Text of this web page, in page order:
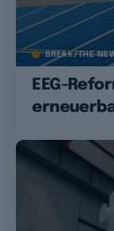
BREAK/THE
EEG-